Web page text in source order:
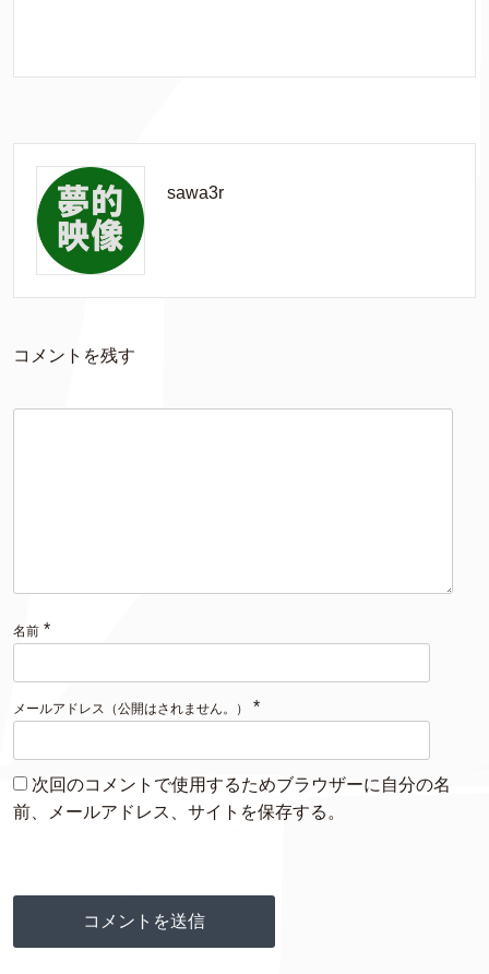
sawa3r
コメントを残す
名前 *
メールアドレス（公開はされません。） *
次回のコメントで使用するためブラウザーに自分の名
前、メールアドレス、サイトを保存する。